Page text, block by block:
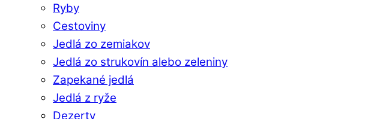
Ryby
Cestoviny
Jedlá zo zemiakov
Jedlá zo strukovín alebo zeleniny
Zapekané jedlá
Jedlá z ryže
Dezerty